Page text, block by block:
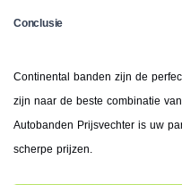
Conclusie
Continental banden zijn de
zijn naar de beste combinatie
Autobanden Prijsvechter is uw
scherpe prijzen.